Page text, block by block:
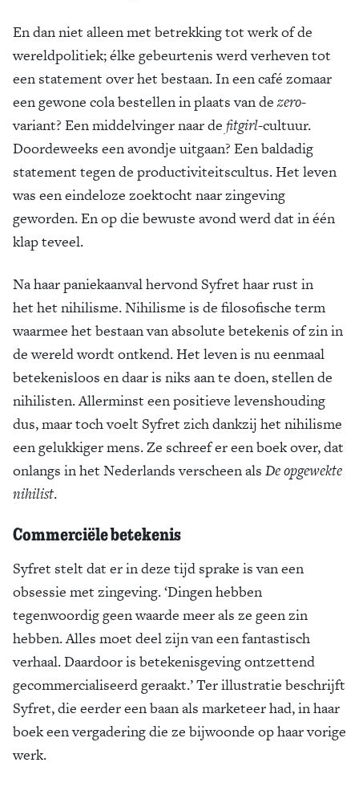
En dan niet alleen met betrekking tot werk of de
wereldpolitiek; élke gebeurtenis werd verheven tot
een statement over het bestaan. In een café zomaar
een gewone cola bestellen in plaats van de zero-
variant? Een middelvinger naar de fitgirl-cultuur.
Doordeweeks een avondje uitgaan? Een baldadig
statement tegen de productiviteitscultus. Het leven
was een eindeloze zoektocht naar zingeving
geworden. En op die bewuste avond werd dat in één
klap teveel.
Na haar paniekaanval hervond Syfret haar rust in
het het nihilisme. Nihilisme is de filosofische term
waarmee het bestaan van absolute betekenis of zin in
de wereld wordt ontkend. Het leven is nu eenmaal
betekenisloos en daar is niks aan te doen, stellen de
nihilisten. Allerminst een positieve levenshouding
dus, maar toch voelt Syfret zich dankzij het nihilisme
een gelukkiger mens. Ze schreef er een boek over, dat
onlangs in het Nederlands verscheen als De opgewekte
nihilist.
Commerciële betekenis
Syfret stelt dat er in deze tijd sprake is van een
obsessie met zingeving. ‘Dingen hebben
tegenwoordig geen waarde meer als ze geen zin
hebben. Alles moet deel zijn van een fantastisch
verhaal. Daardoor is betekenisgeving ontzettend
gecommercialiseerd geraakt.’ Ter illustratie beschrijft
Syfret, die eerder een baan als marketeer had, in haar
boek een vergadering die ze bijwoonde op haar vorige
werk.